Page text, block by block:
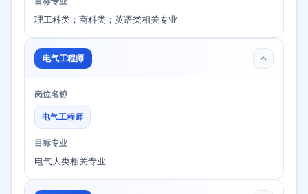
理工科类；商科类；英语类相关专业
电气工程师
岗位名称
电气工程师
目标专业
电气大类相关专业